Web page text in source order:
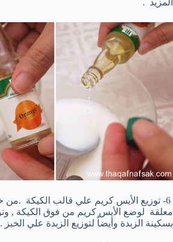
المزيد .
6- توزيع الأيس كريم علي قالب الكيكة .من
معلقة لوضع الأيس كريم من فوق الكيكة ,
بسكينة الزبدة وأيضاٌ لتوزيع الزبدة علي الخبز .